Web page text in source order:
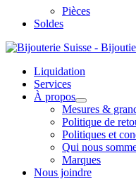
Pièces
Soldes
Liquidation
Services
À propos
Mesures &
Politique de
Politiques et
Qui nous
Marques
Nous joindre